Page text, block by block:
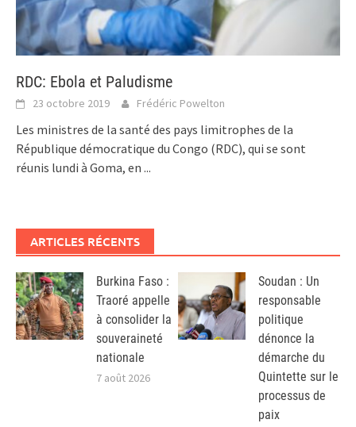
RDC: Ebola et Paludisme
23 octobre 2019 Frédéric Powelton
Les ministres de la santé des pays limitrophes de la
République démocratique du Congo (RDC), qui se sont
réunis lundi à Goma, en ...
ARTICLES RÉCENTS
Burkina Faso :
Traoré appelle
à consolider la
souveraineté
nationale
7 août 2026
Soudan : Un
responsable
politique
dénonce la
démarche du
Quintette sur le
processus de
paix